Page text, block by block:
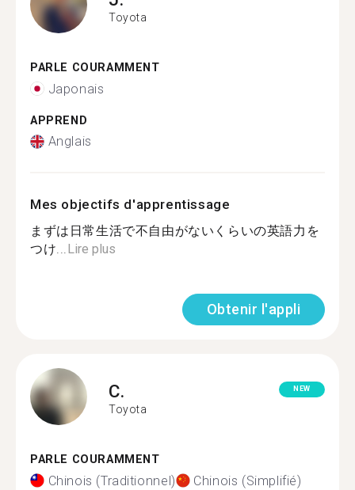
Toyota
PARLE COURAMMENT
Japonais
APPREND
Anglais
Mes objectifs d'apprentissage
まずは日常生活で不自由がないくらいの英語力を
つけ...Lire plus
Obtenir l'appli
C.
Toyota
NEW
PARLE COURAMMENT
Chinois (Traditionnel) Chinois (Simplifié)